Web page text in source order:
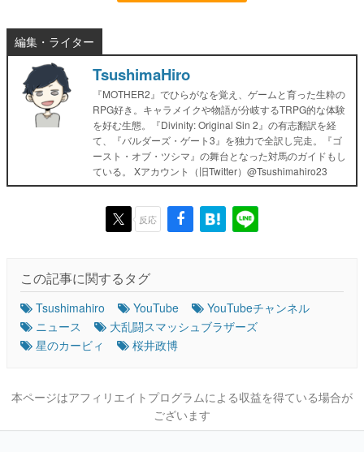
編集・ライター
TsushimaHiro
『MOTHER2』でひらがなを覚え、ゲームと育った生粋の
RPG好き。キャラメイクや物語が分岐するTRPG的な体験
を好む生態。『Divinity: Original Sin 2』の有志翻訳を経
て、『バルダーズ・ゲート3』を独力で全訳し完走。『ゴ
ースト・オブ・ツシマ』の舞台となった対馬のガイドもし
ている。 Xアカウント（旧Twitter）@Tsushimahiro23
反応
この記事に関するタグ
Tsushimahiro YouTube
YouTubeチャンネル
ニュース
大乱闘スマッシュブラザーズ
星のカービィ
桜井政博
本ページはアフィリエイトプログラムによる収益を得ている場合が
ございます